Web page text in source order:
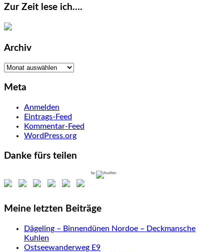
Zur Zeit lese ich….
Archiv
Archiv
Meta
Anmelden
Eintrags-Feed
Kommentar-Feed
WordPress.org
Danke fürs teilen
by
Meine letzten Beiträge
Dägeling – Binnendünen Nordoe – Deckmansche
Kuhlen
Ostseewanderweg E9